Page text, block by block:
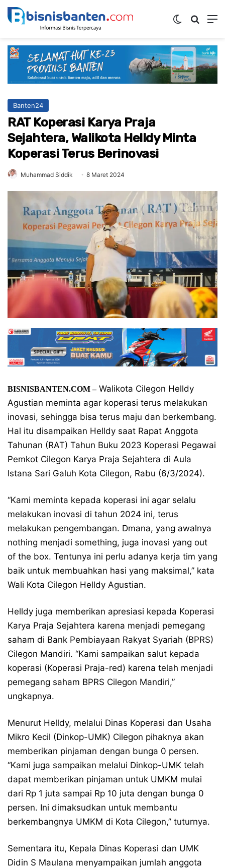
Switch skin
Banten24
RAT Koperasi Karya Praja
Sejahtera, Walikota Helldy Minta
Koperasi Terus Berinovasi
Muhammad Siddik 8 Maret 2024
BISNISBANTEN.COM –Walikota Cilegon Helldy
Agustian meminta agar koperasi terus melakukan
inovasi, sehingga bisa terus maju dan berkembang.
Hal itu disampaikan Helldy saat Rapat Anggota
Tahunan (RAT) Tahun Buku 2023 Koperasi Pegawai
Pemkot Cilegon Karya Praja Sejahtera di Aula
Istana Sari Galuh Kota Cilegon, Rabu (6/3/2024).
“Kami meminta kepada koperasi ini agar selalu
melakukan inovasi di tahun 2024 ini, terus
melakukan pengembangan. Dmana, yang awalnya
nothing menjadi something, juga inovasi yang out
of the box. Tentunya ini perlu adanya kerja tim yang
baik untuk membuahkan hasi yang maksimal,” kata
Wali Kota Cilegon Helldy Agustian.
Helldy juga memberikan apresiasi kepada Koperasi
Karya Praja Sejahtera karena menjadi pemegang
saham di Bank Pembiayaan Rakyat Syariah (BPRS)
Cilegon Mandiri. “Kami sampaikan salut kepada
koperasi (Koperasi Praja-red) karena telah menjadi
pemegang saham BPRS Cilegon Mandiri,”
ungkapnya.
Menurut Helldy, melalui Dinas Koperasi dan Usaha
Mikro Kecil (Dinkop-UMK) Cilegon pihaknya akan
memberikan pinjaman dengan bunga 0 persen.
“Kami juga sampaikan melalui Dinkop-UMK telah
dapat memberikan pinjaman untuk UMKM mulai
dari Rp 1 juta sampai Rp 10 juta dengan bunga 0
persen. Ini dimaksudkan untuk membantu
berkembangnya UMKM di Kota Cilegon,” tuturnya.
Sementara itu, Kepala Dinas Koperasi dan UMK
Didin S Maulana menyampaikan jumlah anggota